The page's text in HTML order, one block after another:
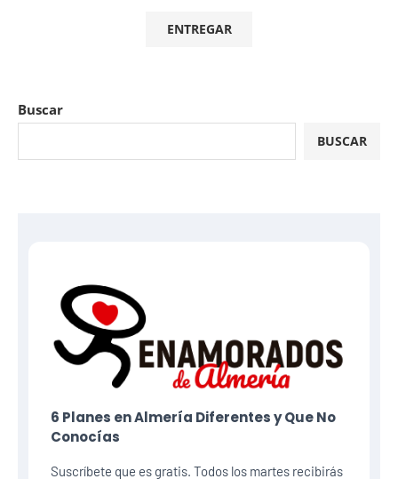
Buscar
BUSCAR
6 Planes​ en Almería Diferentes y Que No
Conocías
Suscríbete que es gratis. Todos los martes recibirás